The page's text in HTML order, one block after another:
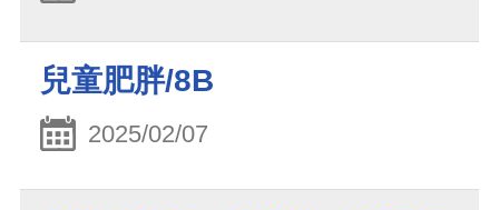
兒童肥胖/8B
2025/02/07